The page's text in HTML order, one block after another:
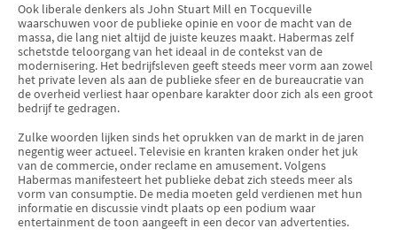
Ook liberale denkers als John Stuart Mill en Tocqueville
waarschuwen voor de publieke opinie en voor de macht van de
massa, die lang niet altijd de juiste keuzes maakt. Habermas zelf
schetstde teloorgang van het ideaal in de contekst van de
modernisering. Het bedrijfsleven geeft steeds meer vorm aan zowel
het private leven als aan de publieke sfeer en de bureaucratie van
de overheid verliest haar openbare karakter door zich als een groot
bedrijf te gedragen.
Zulke woorden lijken sinds het oprukken van de markt in de jaren
negentig weer actueel. Televisie en kranten kraken onder het juk
van de commercie, onder reclame en amusement. Volgens
Habermas manifesteert het publieke debat zich steeds meer als
vorm van consumptie. De media moeten geld verdienen met hun
informatie en discussie vindt plaats op een podium waar
entertainment de toon aangeeft in een decor van advertenties.